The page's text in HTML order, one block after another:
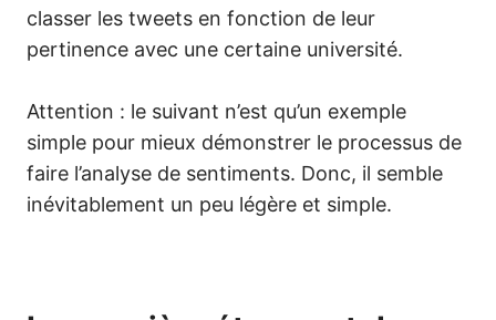
classer les tweets en fonction de leur
pertinence avec une certaine université.
Attention : le suivant n’est qu’un exemple
simple pour mieux démonstrer le processus de
faire l’analyse de sentiments. Donc, il semble
inévitablement un peu légère et simple.